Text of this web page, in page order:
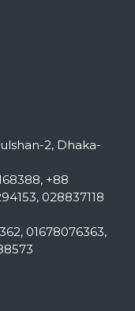
2, Dhaka-
+88
028837118
01678076363,